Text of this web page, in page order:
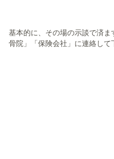
基本的に、その場の示談で済
骨院」「保険会社」に連絡して